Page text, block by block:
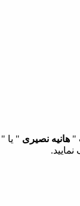
" یا "